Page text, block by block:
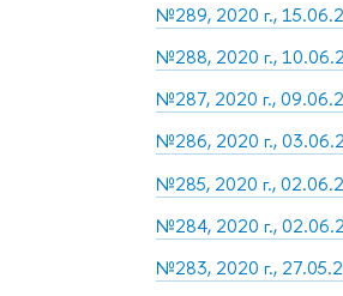
№289, 2020 г.,
№288, 2020 г.,
№287, 2020 г.,
№286, 2020 г.,
№285, 2020 г.,
№284, 2020 г.,
№283, 2020 г.,